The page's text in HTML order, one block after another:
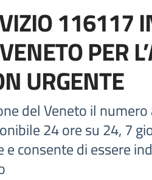
116117
PER
URGENTE
del Veneto il
24 ore su 24, 7
consente di essere